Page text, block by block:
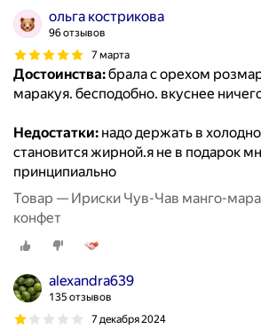
ольга кострикова
96 отзывов
7 марта
Достоинства:брала с орехом
маракуя. бесподобно. вкуснее
Недостатки: надо держать в
становится жирной.я не в подарок
принципиально
Товар — Ириски Чув-Чав манго-
конфет
alexandra639
135 отзывов
7 декабря 2024